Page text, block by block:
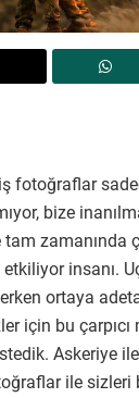
fotoğraflar
bize
tam zamanında
insanı.
ortaya
için bu
Askeriye
ile sizleri